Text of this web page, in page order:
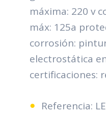
máxima: 220 v
máx: 125a
corrosión:
electrostática
certificaciones:
Referencia: